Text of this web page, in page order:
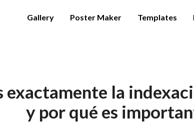
Gallery Poster Maker Templates
exactamente la
y por qué es